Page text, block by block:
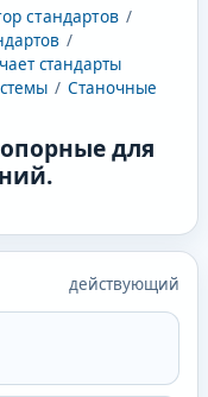
стандартов /
/
стандарты
/ Станочные
для
действующий